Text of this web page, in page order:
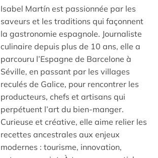
Isabel Martín est passionnée par les
saveurs et les traditions qui façonnent
la gastronomie espagnole. Journaliste
culinaire depuis plus de 10 ans, elle a
parcouru l’Espagne de Barcelone à
Séville, en passant par les villages
reculés de Galice, pour rencontrer les
producteurs, chefs et artisans qui
perpétuent l’art du bien-manger.
Curieuse et créative, elle aime relier les
recettes ancestrales aux enjeux
modernes : tourisme, innovation,